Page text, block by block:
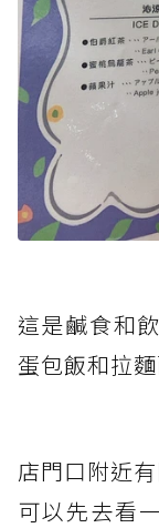
這是鹹食和
蛋包飯和拉
店門口附近
可以先去看